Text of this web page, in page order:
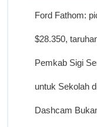
Ford Fathom:
$28.350,
Pemkab Sigi
untuk Sekolah
Dashcam